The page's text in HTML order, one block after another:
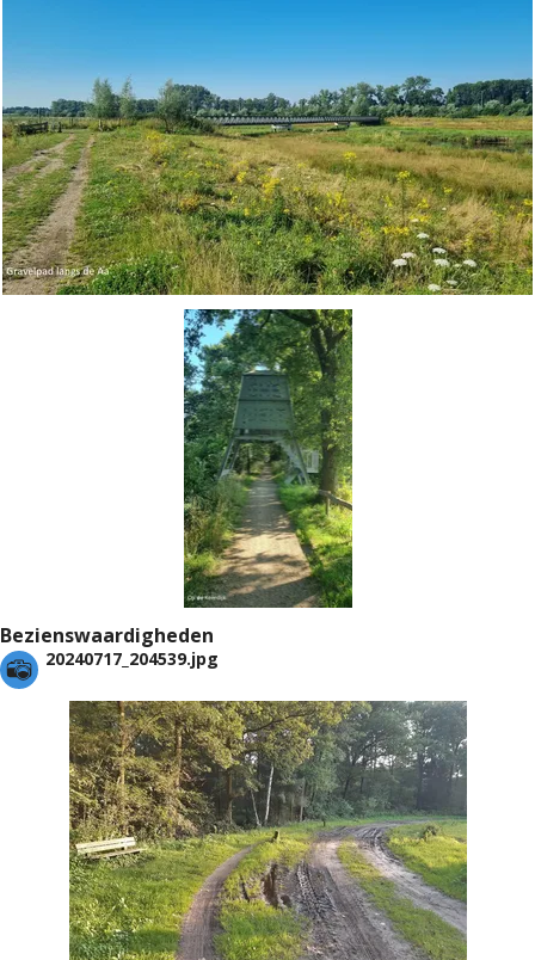
Bezienswaardigheden
20240717_204539.jpg